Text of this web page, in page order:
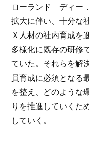
ローランド ディー
拡大に伴い、十分な
Ｘ人材の社内育成を
多様化に既存の研修
ていた。それらを解
員育成に必須となる
を整え、どのような
りを推進していくた
していく。